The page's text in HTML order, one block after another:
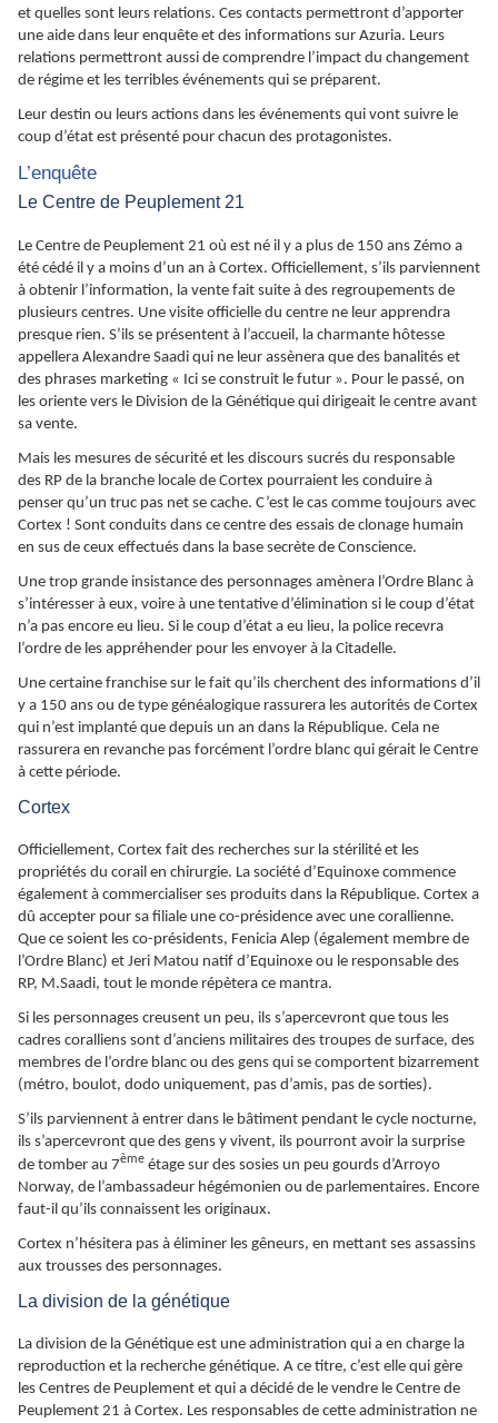
et quelles sont leurs relations. Ces contacts permettront d’apporter
une aide dans leur enquête et des informations sur Azuria. Leurs
relations permettront aussi de comprendre l’impact du changement
de régime et les terribles événements qui se préparent.
Leur destin ou leurs actions dans les événements qui vont suivre le
coup d’état est présenté pour chacun des protagonistes.
L’enquête
Le Centre de Peuplement 21
Le Centre de Peuplement 21 où est né il y a plus de 150 ans Zémo a
été cédé il y a moins d’un an à Cortex. Officiellement, s’ils parviennent
à obtenir l’information, la vente fait suite à des regroupements de
plusieurs centres. Une visite officielle du centre ne leur apprendra
presque rien. S’ils se présentent à l’accueil, la charmante hôtesse
appellera Alexandre Saadi qui ne leur assènera que des banalités et
des phrases marketing « Ici se construit le futur ». Pour le passé, on
les oriente vers le Division de la Génétique qui dirigeait le centre avant
sa vente.
Mais les mesures de sécurité et les discours sucrés du responsable
des RP de la branche locale de Cortex pourraient les conduire à
penser qu’un truc pas net se cache. C’est le cas comme toujours avec
Cortex ! Sont conduits dans ce centre des essais de clonage humain
en sus de ceux effectués dans la base secrète de Conscience.
Une trop grande insistance des personnages amènera l’Ordre Blanc à
s’intéresser à eux, voire à une tentative d’élimination si le coup d’état
n’a pas encore eu lieu. Si le coup d’état a eu lieu, la police recevra
l’ordre de les appréhender pour les envoyer à la Citadelle.
Une certaine franchise sur le fait qu’ils cherchent des informations d’il
y a 150 ans ou de type généalogique rassurera les autorités de Cortex
qui n’est implanté que depuis un an dans la République. Cela ne
rassurera en revanche pas forcément l’ordre blanc qui gérait le Centre
à cette période.
Cortex
Officiellement, Cortex fait des recherches sur la stérilité et les
propriétés du corail en chirurgie. La société d’Equinoxe commence
également à commercialiser ses produits dans la République. Cortex a
dû accepter pour sa filiale une co-présidence avec une corallienne.
Que ce soient les co-présidents, Fenicia Alep (également membre de
l’Ordre Blanc) et Jeri Matou natif d’Equinoxe ou le responsable des
RP, M.Saadi, tout le monde répètera ce mantra.
Si les personnages creusent un peu, ils s’apercevront que tous les
cadres coralliens sont d’anciens militaires des troupes de surface, des
membres de l’ordre blanc ou des gens qui se comportent bizarrement
(métro, boulot, dodo uniquement, pas d’amis, pas de sorties).
S’ils parviennent à entrer dans le bâtiment pendant le cycle nocturne,
ils s’apercevront que des gens y vivent, ils pourront avoir la surprise
de tomber au 7ème étage sur des sosies un peu gourds d’Arroyo
Norway, de l’ambassadeur hégémonien ou de parlementaires. Encore
faut-il qu’ils connaissent les originaux.
Cortex n’hésitera pas à éliminer les gêneurs, en mettant ses assassins
aux trousses des personnages.
La division de la génétique
La division de la Génétique est une administration qui a en charge la
reproduction et la recherche génétique. A ce titre, c’est elle qui gère
les Centres de Peuplement et qui a décidé de le vendre le Centre de
Peuplement 21 à Cortex. Les responsables de cette administration ne